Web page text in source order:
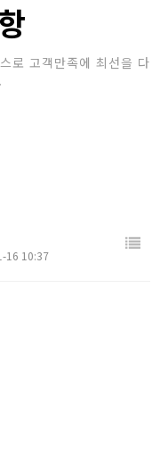
로 고객만족에 최선을 다
16 10:37